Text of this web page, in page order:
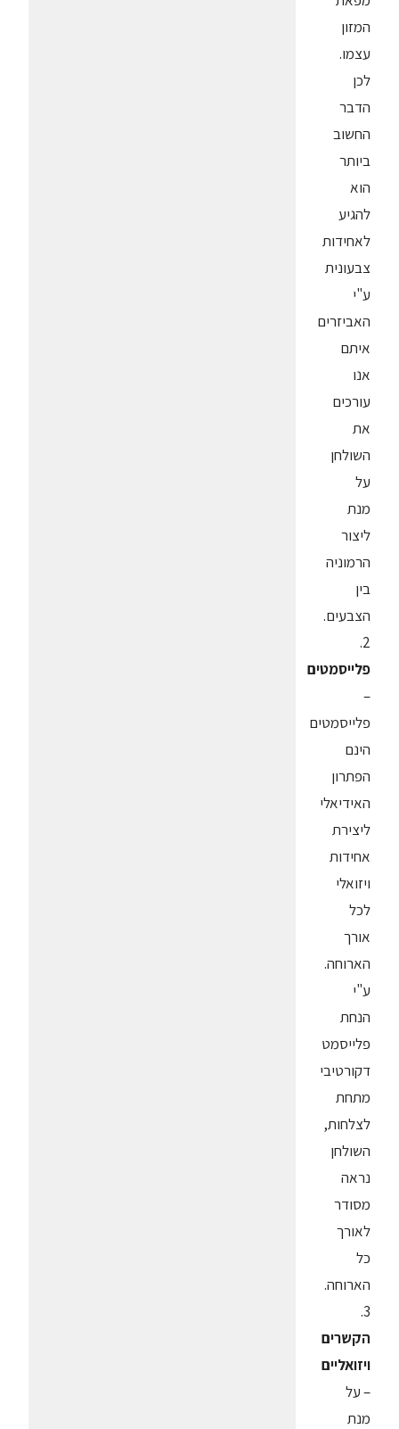
המזון
עצמו.
לכן
הדבר
החשוב
ביותר
הוא
להגיע
לאחידות
צבעונית
ע"י
האביזרים
איתם
אנו
עורכים
את
השולחן
על
מנת
ליצור
הרמוניה
בין
הצבעים.
2.
פלייסמטים
–
פלייסמטים
הינם
הפתרון
האידיאלי
ליצירת
אחידות
ויזואלי
לכל
אורך
הארוחה.
ע"י
הנחת
פלייסמט
דקורטיבי
מתחת
לצלחות,
השולחן
נראה
מסודר
לאורך
כל
הארוחה.
3.
הקשרים
ויזואליים
– על
מנת